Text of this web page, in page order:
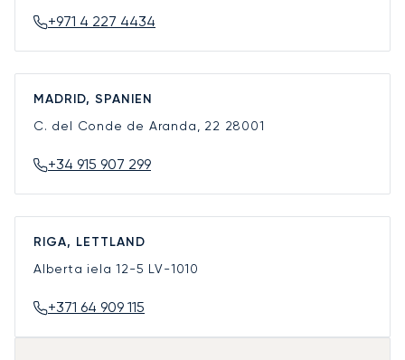
+971 4 227 4434
MADRID, SPANIEN
C. del Conde de Aranda, 22 28001
+34 915 907 299
RIGA, LETTLAND
Alberta iela 12-5 LV-1010
+371 64 909 115